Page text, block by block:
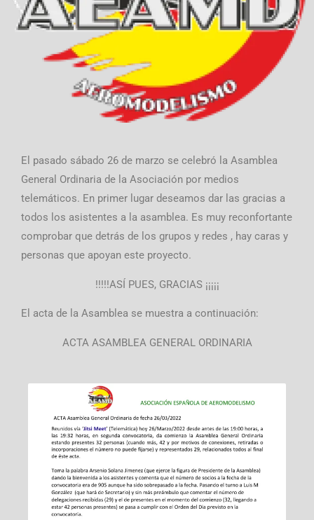
El pasado sábado 26 de marzo se celebró la Asamblea
General Ordinaria de la Asociación por medios
telemáticos. En primer lugar deseamos dar las gracias a
todos los asistentes a la asamblea. Es muy reconfortante
comprobar que detrás de los grupos y redes , hay caras y
personas que apoyan este proyecto.
!!!!!ASÍ PUES, GRACIAS ¡¡¡¡¡
El acta de la Asamblea se muestra a continuación:
ACTA ASAMBLEA GENERAL ORDINARIA